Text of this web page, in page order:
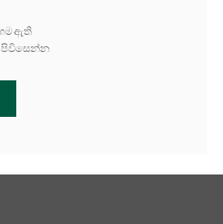
ඇති
පිවිසෙන්න